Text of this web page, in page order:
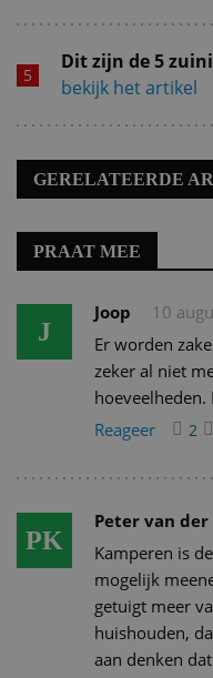
Dit zijn de 5
bekijk het artikel
GERELATEERDE
PRAAT MEE
J
Joop
10
Er worden
zeker al niet
Reageer
2
PK
Peter van der
Kamperen is
mogelijk
getuigt meer
huishouden,
aan denken